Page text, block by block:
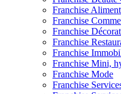
Franchise
Franchise
Franchise
Franchise
Franchise
Franchise Mini,
Franchise Mode
Franchise